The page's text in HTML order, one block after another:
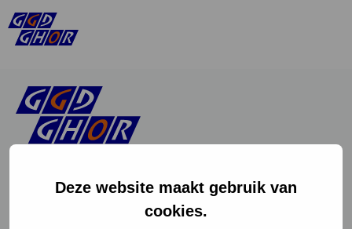
Deze website maakt gebruik van
cookies.
Instagram